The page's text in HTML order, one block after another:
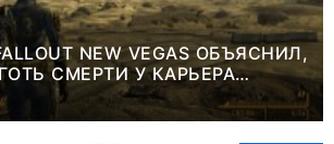
NEW VEGAS ОБЪЯСНИЛ,
СМЕРТИ У КАРЬЕРА
ВАМ ГОЛОВУ